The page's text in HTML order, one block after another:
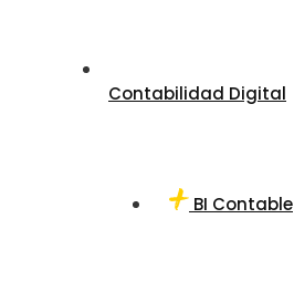
Contabilidad Digital
BI Contable